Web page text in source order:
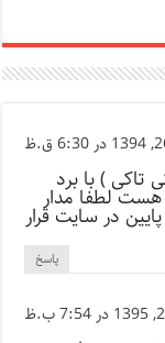
تاکی ) با برد
لطفا مدار
در سایت قرار
پاسخ